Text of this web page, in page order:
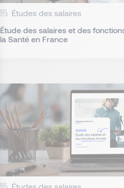
Études des salaires
Étude des salaires et des
la Santé en France